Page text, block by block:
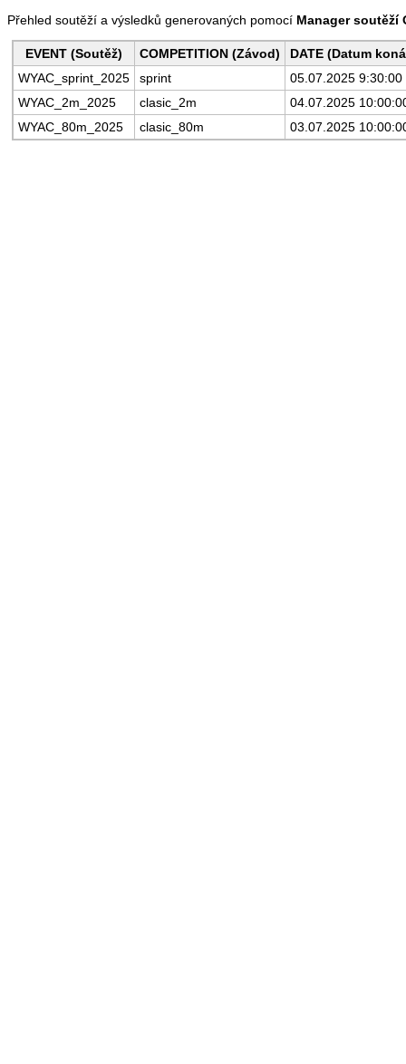
Přehled soutěží a výsledků generovaných pomocí Manager soutěží
EVENT (Soutěž) COMPETITION (Závod)
DATE (Datum
WYAC_sprint_2025
sprint
05.07.2025 9:30:00
WYAC_2m_2025
clasic_2m
04.07.2025
WYAC_80m_2025
clasic_80m 03.07.2025